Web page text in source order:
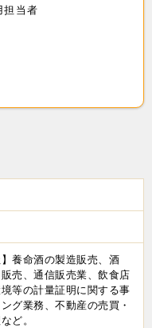
当者
養命酒の製造販売、酒
売、通信販売業、飲食店
等の計量証明に関する事
グ業務、不動産の売買・
ど。